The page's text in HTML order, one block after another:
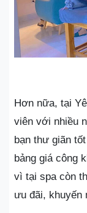
Hơn nữa, tại
viên với nhiều
bạn thư giãn
bảng giá công
vì tại spa còn
ưu đãi, khuyến